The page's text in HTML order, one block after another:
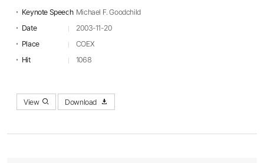
Keynote Speech Michael F. Goodchild
Date
2003-11-20
Place
COEX
Hit
1068
View Download